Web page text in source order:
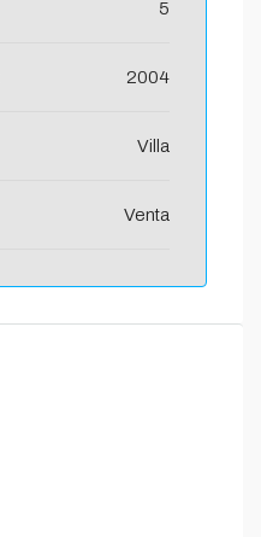
5
2004
Villa
Venta